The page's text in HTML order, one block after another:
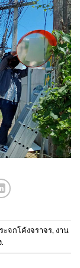
ะจกโค้งจราจร, งาน
.